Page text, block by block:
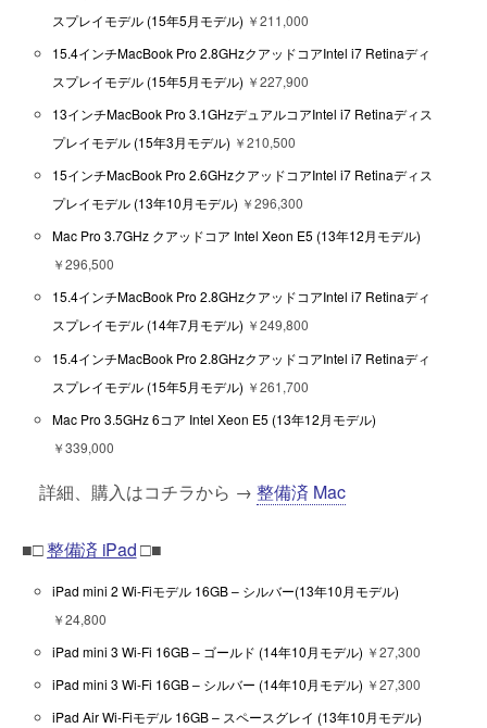
スプレイモデル (15年5月モデル) ￥211,000
15.4インチMacBook Pro 2.8GHzクアッドコアIntel i7 Retinaディ
スプレイモデル (15年5月モデル) ￥227,900
13インチMacBook Pro 3.1GHzデュアルコアIntel i7 Retinaディス
プレイモデル (15年3月モデル) ￥210,500
15インチMacBook Pro 2.6GHzクアッドコアIntel i7 Retinaディス
プレイモデル (13年10月モデル) ￥296,300
Mac Pro 3.7GHz クアッドコア Intel Xeon E5 (13年12月モデル)
￥296,500
15.4インチMacBook Pro 2.8GHzクアッドコアIntel i7 Retinaディ
スプレイモデル (14年7月モデル) ￥249,800
15.4インチMacBook Pro 2.8GHzクアッドコアIntel i7 Retinaディ
スプレイモデル (15年5月モデル) ￥261,700
Mac Pro 3.5GHz 6コア Intel Xeon E5 (13年12月モデル)
￥339,000
詳細、購入はコチラから → 整備済 Mac
■□整備済 iPad□■
iPad mini 2 Wi-Fiモデル 16GB – シルバー(13年10月モデル)
￥24,800
iPad mini 3 Wi-Fi 16GB – ゴールド (14年10月モデル) ￥27,300
iPad mini 3 Wi-Fi 16GB – シルバー (14年10月モデル) ￥27,300
iPad Air Wi-Fiモデル 16GB – スペースグレイ (13年10月モデル)